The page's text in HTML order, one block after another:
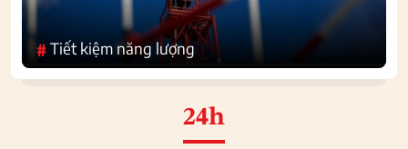
#Tiết kiệm năng lượng
24h